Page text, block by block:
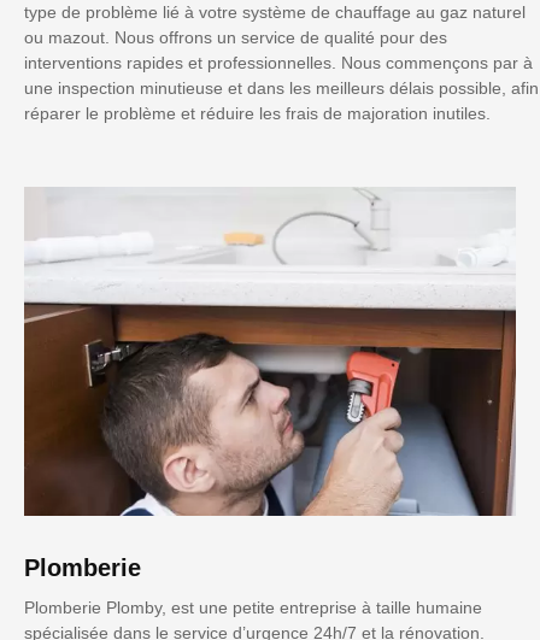
type de problème lié à votre système de chauffage au gaz naturel
ou mazout. Nous offrons un service de qualité pour des
interventions rapides et professionnelles. Nous commençons par à
une inspection minutieuse et dans les meilleurs délais possible, afin
réparer le problème et réduire les frais de majoration inutiles.
Plomberie
Plomberie Plomby, est une petite entreprise à taille humaine
spécialisée dans le service d’urgence 24h/7 et la rénovation.